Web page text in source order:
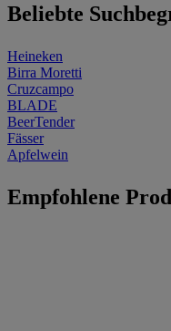
Beliebte
Heineken
Birra Moretti
Cruzcampo
BLADE
BeerTender
Fässer
Apfelwein
Empfohlene